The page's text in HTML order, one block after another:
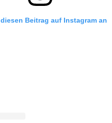
Beitrag auf Instagram an